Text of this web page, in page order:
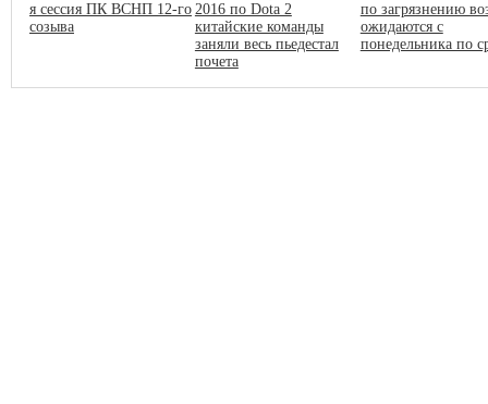
я сессия ПК ВСНП 12-го
созыва
2016 по Dota 2
китайские команды
заняли весь пьедестал
почета
по загрязнению
ожидаются с
понедельника по